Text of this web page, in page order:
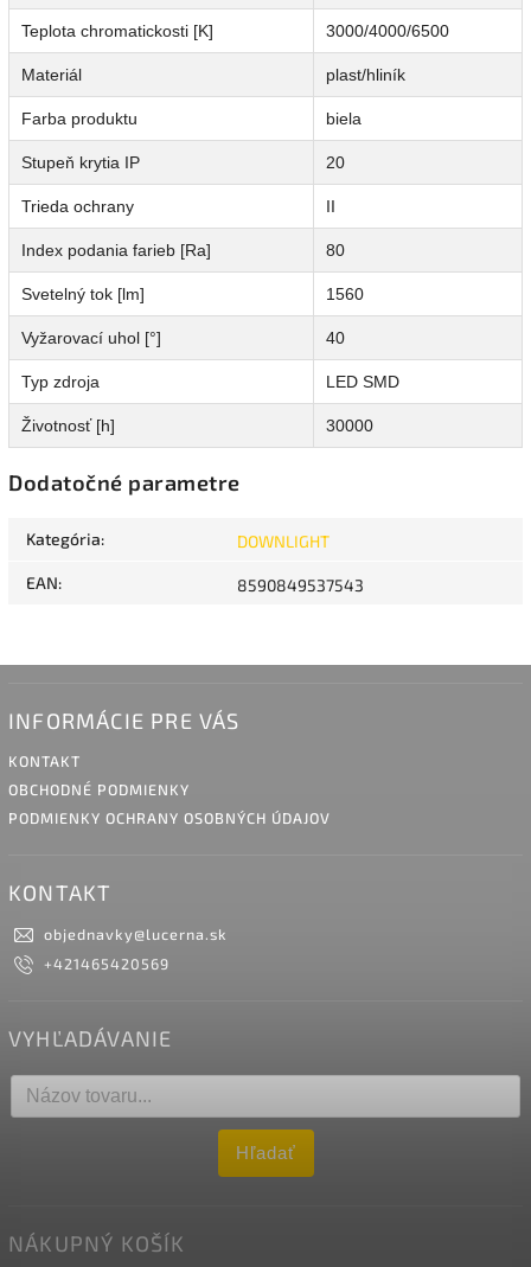
Teplota chromatickosti [K] 3000/4000/6500
Materiál plast/hliník
Farba produktu biela
Stupeň krytia IP 20
Trieda ochrany II
Index podania farieb [Ra] 80
Svetelný tok [lm] 1560
Vyžarovací uhol [°] 40
Typ zdroja LED SMD
Životnosť [h] 30000
Dodatočné parametre
Kategória: DOWNLIGHT
EAN: 8590849537543
INFORMÁCIE PRE VÁS
KONTAKT
OBCHODNÉ PODMIENKY
PODMIENKY OCHRANY OSOBNÝCH ÚDAJOV
KONTAKT
objednavky@lucerna.sk
+421465420569
VYHĽADÁVANIE
Hľadať
NÁKUPNÝ KOŠÍK